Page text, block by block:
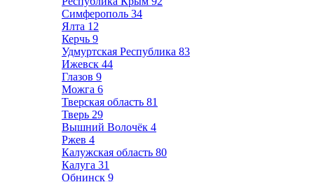
Симферополь 34
Ялта 12
Керчь 9
Удмуртская Республика 83
Ижевск 44
Глазов 9
Можга 6
Тверская область 81
Тверь 29
Вышний Волочёк 4
Ржев 4
Калужская область 80
Калуга 31
Обнинск 9